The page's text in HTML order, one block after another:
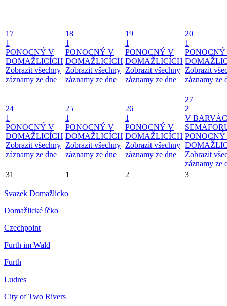
17
1
PONOCNÝ V
DOMAŽLICÍCH
Zobrazit všechny
záznamy ze dne
18
1
PONOCNÝ V
DOMAŽLICÍCH
Zobrazit všechny
záznamy ze dne
19
1
PONOCNÝ V
DOMAŽLICÍCH
Zobrazit všechny
záznamy ze dne
20
1
Zobrazit
záznamy ze
24
1
PONOCNÝ V
DOMAŽLICÍCH
Zobrazit všechny
záznamy ze dne
25
1
PONOCNÝ V
DOMAŽLICÍCH
Zobrazit všechny
záznamy ze dne
26
1
PONOCNÝ V
DOMAŽLICÍCH
Zobrazit všechny
záznamy ze dne
27
2
V
Zobrazit
záznamy ze
31
1 2 3
Svazek Domažlicko
Domažlické íčko
Czechpoint
Furth im Wald
Furth
Ludres
City of Two Rivers